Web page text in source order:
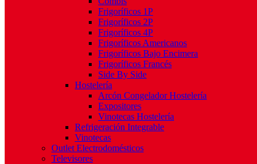
Frigoríficos 1P
Frigoríficos 2P
Frigoríficos 4P
Frigoríficos Americanos
Frigoríficos Bajo Encimera
Frigoríficos Francés
Side By Side
Hostelería
Arcón Congelador Hostelería
Expositores
Vinotecas Hostelería
Refrigeración Integrable
Vinotecas
Outlet Electrodomésticos
Televisores